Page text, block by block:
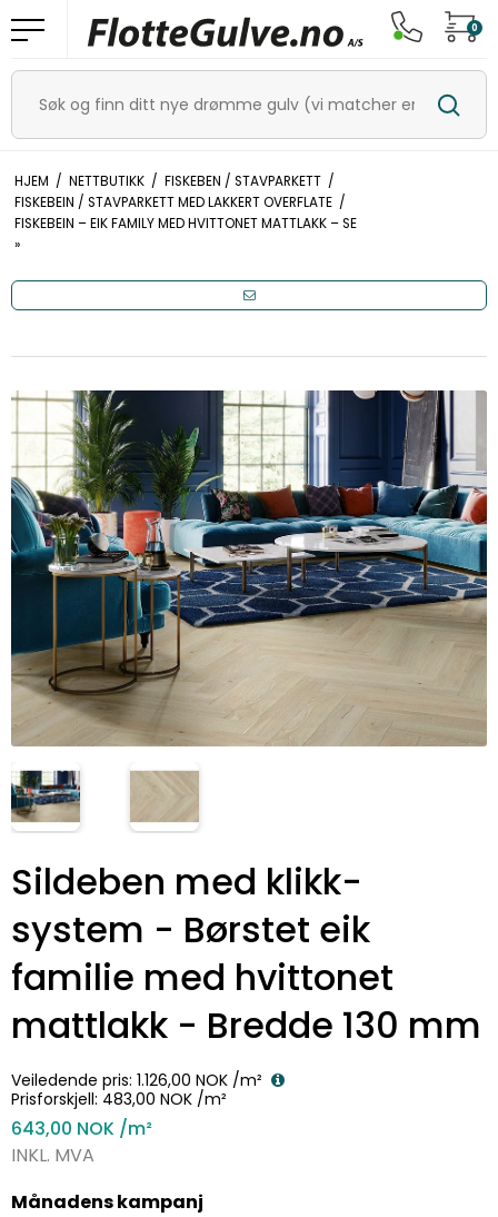
0
HJEM / NETTBUTIKK / FISKEBEN / STAVPARKETT /
FISKEBEIN / STAVPARKETT MED LAKKERT OVERFLATE /
FISKEBEIN – EIK FAMILY MED HVITTONET MATTLAKK – SE
»
Sildeben med klikk-
system - Børstet eik
familie med hvittonet
mattlakk - Bredde 130 mm
Veiledende pris: 1.126,00 NOK /m²
Prisforskjell: 483,00 NOK /m²
643,00 NOK /m²
INKL. MVA
Månadens kampanj